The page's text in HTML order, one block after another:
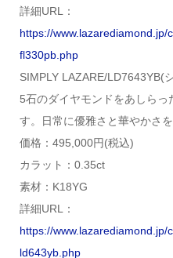
詳細URL：
https://
fl330pb.php
SIMPLY LAZARE/LD7643YB(
5石のダイヤモンドをあしら
す。日常に優雅さと華やかさを
価格：495,000円(税込)
カラット：0.35ct
素材：K18YG
詳細URL：
https://
ld643yb.php